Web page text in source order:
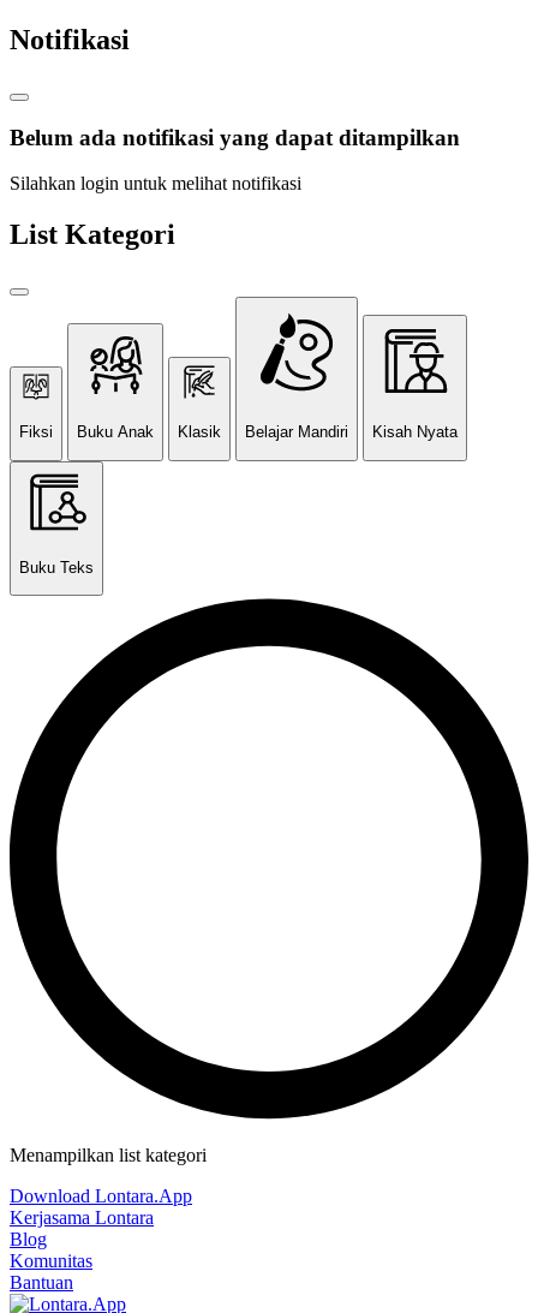
Notifikasi
Belum ada notifikasi yang dapat ditampilkan
Silahkan login untuk melihat notifikasi
List Kategori
Fiksi Buku Anak Klasik Belajar Mandiri Kisah Nyata
Buku Teks
Menampilkan list kategori
Download Lontara.App
Kerjasama Lontara
Blog
Komunitas
Bantuan